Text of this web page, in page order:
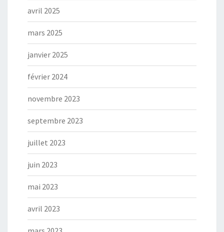
avril 2025
mars 2025
janvier 2025
février 2024
novembre 2023
septembre 2023
juillet 2023
juin 2023
mai 2023
avril 2023